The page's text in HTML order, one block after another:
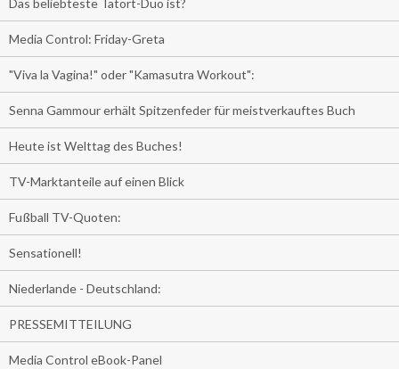
Das beliebteste Tatort-Duo ist?
Media Control: Friday-Greta
"Viva la Vagina!" oder "Kamasutra Workout":
Senna Gammour erhält Spitzenfeder für meistverkauftes Buch
Heute ist Welttag des Buches!
TV-Marktanteile auf einen Blick
Fußball TV-Quoten:
Sensationell!
Niederlande - Deutschland:
PRESSEMITTEILUNG
Media Control eBook-Panel